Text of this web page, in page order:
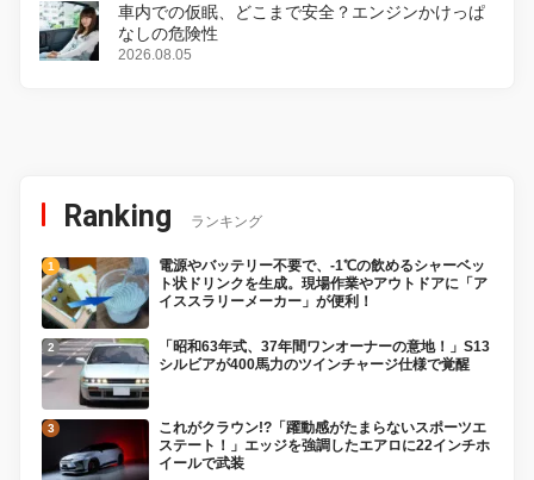
車内での仮眠、どこまで安全？エンジンかけっぱ
なしの危険性
2026.08.05
Ranking ランキング
電源やバッテリー不要で、-1℃の飲めるシャーベッ
ト状ドリンクを生成。現場作業やアウトドアに「ア
イススラリーメーカー」が便利！
「昭和63年式、37年間ワンオーナーの意地！」S13
シルビアが400馬力のツインチャージ仕様で覚醒
これがクラウン!?「躍動感がたまらないスポーツエ
ステート！」エッジを強調したエアロに22インチホ
イールで武装